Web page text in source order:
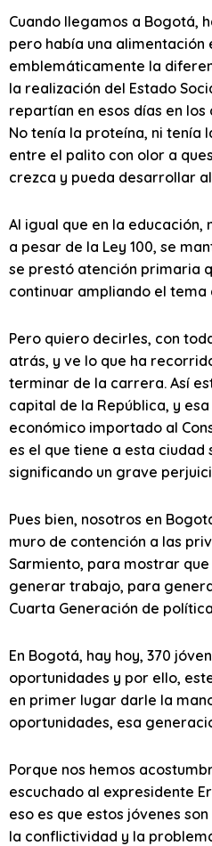
Cuando llegamos a Bogotá,
pero había una alimentación
emblemáticamente la
la realización del Estado
repartían en esos días en
No tenía la proteína, ni
entre el palito con olor a
crezca y pueda desarrollar
Al igual que en la
a pesar de la Ley 100, se
se prestó atención primaria
continuar ampliando el tema
Pero quiero decirles, con
atrás, y ve lo que ha
terminar de la carrera. Así
capital de la República, y
económico importado al
es el que tiene a esta
significando un grave
Pues bien, nosotros en
muro de contención a las
Sarmiento, para mostrar
generar trabajo, para
Cuarta Generación de
En Bogotá, hay hoy, 370
oportunidades y por ello,
en primer lugar darle la
oportunidades, esa
Porque nos hemos
escuchado al expresidente
eso es que estos jóvenes
la conflictividad y la